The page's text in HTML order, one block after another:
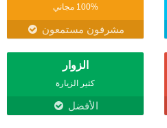
100% مجاني
مشرفون مستمعون
الزوار
كثير الزيارة
الأفضل